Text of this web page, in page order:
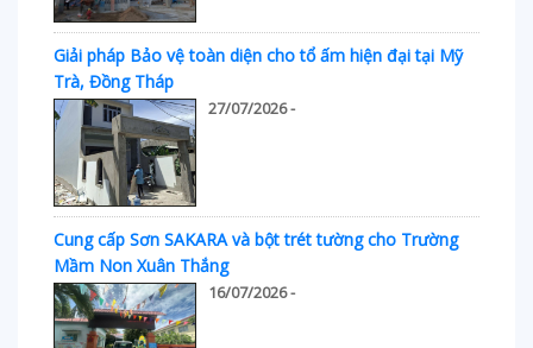
Giải pháp Bảo vệ toàn diện cho tổ ấm hiện đại tại Mỹ
Trà, Đồng Tháp
27/07/2026 -
Cung cấp Sơn SAKARA và bột trét tường cho Trường
Mầm Non Xuân Thắng
16/07/2026 -